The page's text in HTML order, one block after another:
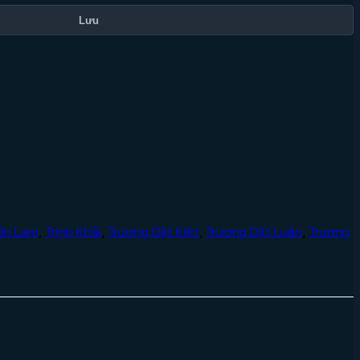
Lưu
Lam Trịnh Khải Trương Dật Kiệt Trương Dật Luân Trương